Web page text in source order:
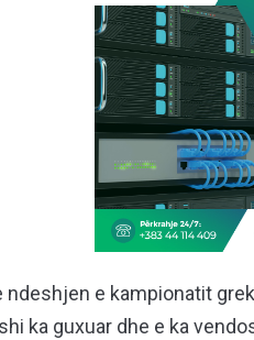
ndeshjen e kampionatit
ka guxuar dhe e ka